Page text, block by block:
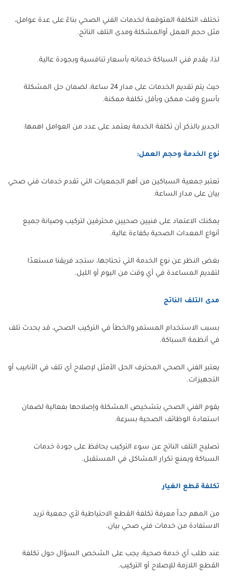
تختلف التكلفة المتوقعة لخدمات الفني الصحي بناءً على عدة عوامل،
مثل حجم العمل أوالمشكلة ومدى التلف الناتج.
لذا، يقدم فني السباكة خدماته بأسعار تنافسية وبجودة عالية.
حيث يتم تقديم الخدمات على مدار 24 ساعة، لضمان حل المشكلة
بأسرع وقت ممكن وبأقل تكلفة ممكنة.
الجدير بالذكر أن تكلفة الخدمة يعتمد على عدد من العوامل اهمها:
نوع الخدمة وحجم العمل:
تعتبر جمعية السباكين من أهم الجمعيات التي تقدم خدمات فني صحي
بيان على مدار الساعة.
يمكنك الاعتماد على فنيين صحيين محترفين لتركيب وصيانة جميع
أنواع المعدات الصحية بكفاءة عالية.
بغض النظر عن نوع الخدمة التي تحتاجها، ستجد فريقنا مستعدًا
لتقديم المساعدة في أي وقت من اليوم أو الليل.
مدى التلف الناتج
بسبب الاستخدام المستمر والخطأ في التركيب الصحي، قد يحدث تلف
في أنظمة السباكة.
يعتبر الفني الصحي المحترف الحل الأمثل لإصلاح أي تلف في الأنابيب أو
التجهيزات.
يقوم الفني الصحي بتشخيص المشكلة وإصلاحها بفعالية لضمان
استعادة الوظائف الصحية بسرعة.
تصليح التلف الناتج عن سوء التركيب يحافظ على جودة خدمات
السباكة ويمنع تكرار المشاكل في المستقبل.
تكلفة قطع الغيار
من المهم جداً معرفة تكلفة القطع الاحتياطية لأي جمعية تريد
الاستفادة من خدمات فني صحي بيان.
عند طلب أي خدمة صحية، يجب على الشخص السؤال حول تكلفة
القطع اللازمة للإصلاح أو التركيب.